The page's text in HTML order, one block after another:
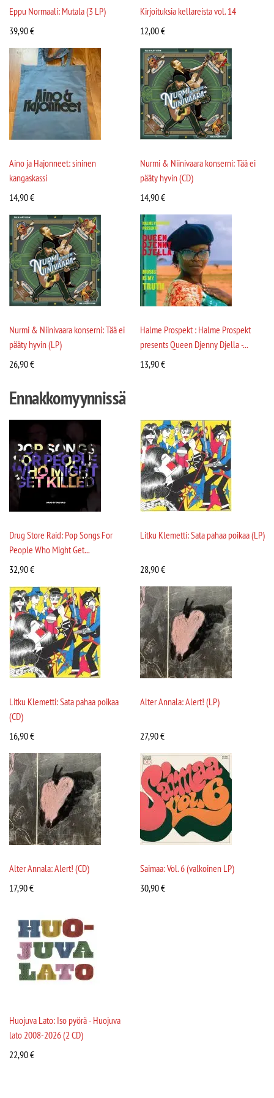
Eppu Normaali: Mutala (3 LP)
39,90€
Kirjoituksia kellareista vol. 14
12,00€
Aino ja Hajonneet: sininen
kangaskassi
14,90€
Nurmi & Niinivaara konserni: Tää ei
pääty hyvin (CD)
14,90€
Nurmi & Niinivaara konserni: Tää ei
pääty hyvin (LP)
26,90€
Halme Prospekt : Halme Prospekt
presents Queen Djenny Djella -...
13,90€
Ennakkomyynnissä
Drug Store Raid: Pop Songs For
People Who Might Get...
32,90€
Litku Klemetti: Sata pahaa poikaa (LP)
28,90€
Litku Klemetti: Sata pahaa poikaa
(CD)
16,90€
Alter Annala: Alert! (LP)
27,90€
Alter Annala: Alert! (CD)
17,90€
Saimaa: Vol. 6 (valkoinen LP)
30,90€
Huojuva Lato: Iso pyörä - Huojuva
lato 2008-2026 (2 CD)
22,90€